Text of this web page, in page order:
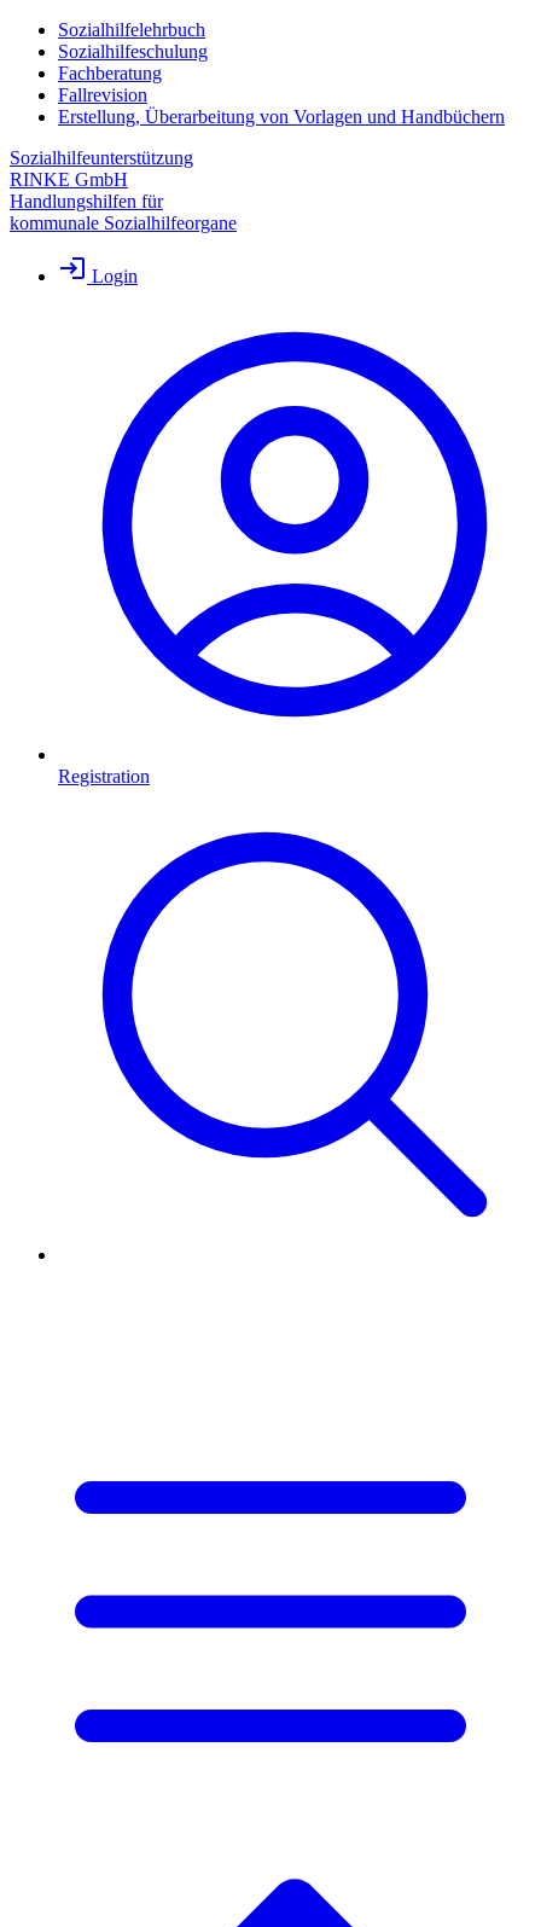
Sozialhilfelehrbuch
Sozialhilfeschulung
Fachberatung
Fallrevision
Erstellung, Überarbeitung von Vorlagen und Handbüchern
Sozialhilfeunterstützung
RINKE GmbH
Handlungshilfen für
kommunale Sozialhilfeorgane
Login
Registration